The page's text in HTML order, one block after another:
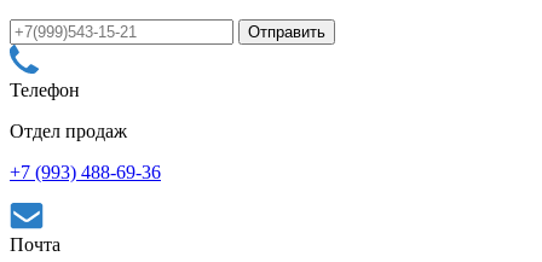
Телефон
Отдел продаж
+7 (993) 488-69-36
Почта